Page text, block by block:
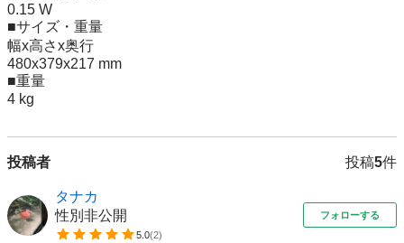
0.15 W
■サイズ・重量
幅x高さx奥行
480x379x217 mm
■重量
4 kg
投稿者 投稿5件
タナカ
性別非公開
5.0(2)
フォローする